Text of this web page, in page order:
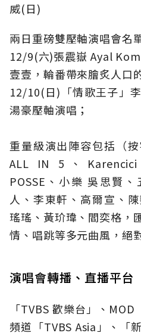
威(日)
兩日重磅雙壓軸演唱會名
12/9(六)張震嶽 Ayal
壹壹，輪番帶來膾炙人口
12/10(日)「情歌王子」
湯豪壓軸演唱；
重量級演出陣容包括（
ALL IN 5、Karencici
POSSE、小樂 吳思賢
人、李東軒、高爾宣、
瑤瑤、黃玠瑋、閻奕格，
情、唱跳等多元曲風，絕
演唱會轉播、直播平台
「TVBS 歡樂台」、
頻道「TVBS Asia」、「